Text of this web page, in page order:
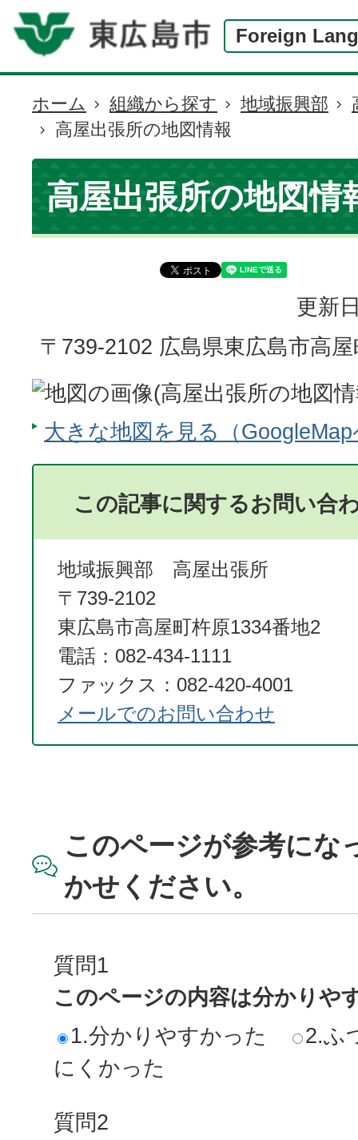
Foreign
現
在
の
位
置
ホーム 組織から探す 地域振興部
高屋出張所の地図情報
高屋出張所の地図情
更新
〒739-2102 広島県東広島市高
大きな地図を見る（
この記事に関するお問い合
地域振興部 高屋出張所
〒739-2102
東広島市高屋町杵原1334番地2
電話：082-434-1111
ファックス：082-420-4001
メールでのお問い合わせ
このページが参考にな
かせください。
質問1
このページの内容は分かりや
1.分かりやすかった
2.ふ
にくかった
質問2